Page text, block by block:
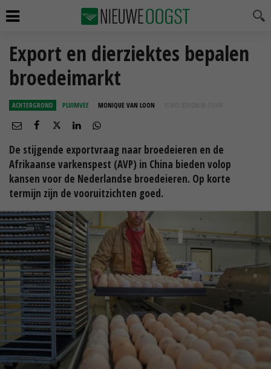
Export en dierziektes bepalen
broedeimarkt
ACHTERGROND PLUIMVEE MONIQUE VAN LOON 15 MEI 2019 OM 06:11
De stijgende exportvraag naar broedeieren en de
Afrikaanse varkenspest (AVP) in China bieden volop
kansen voor de Nederlandse broedeieren. Op korte
termijn zijn de vooruitzichten goed.